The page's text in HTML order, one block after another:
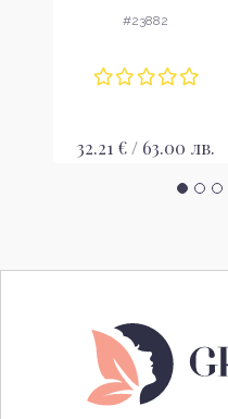
#23882
32.21 € / 63.00 лв.